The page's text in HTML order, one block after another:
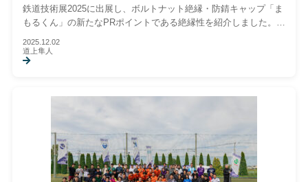
新製品
鉄道技術展2025に出展し、ボルトナット絶縁・防錆キャップ「ま
もるくん」の新たなPRポイントである絶縁性を紹介しました。鉄
ら高い関心をいただいた展示会レポートです。
2025.12.02
道上隼人